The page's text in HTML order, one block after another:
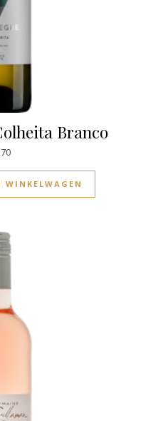
Branco
WINKELWAGEN